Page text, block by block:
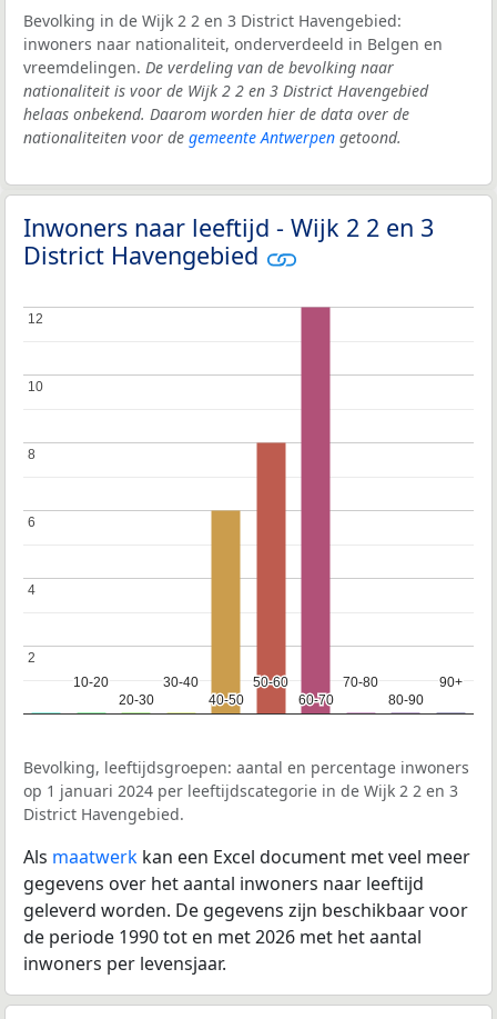
Bevolking in de Wijk 2 2 en 3 District Havengebied:
inwoners naar nationaliteit, onderverdeeld in Belgen en
vreemdelingen. De verdeling van de bevolking naar
nationaliteit is voor de Wijk 2 2 en 3 District Havengebied
helaas onbekend. Daarom worden hier de data over de
nationaliteiten voor de gemeente Antwerpen getoond.
Inwoners naar leeftijd - Wijk 2 2 en 3
District Havengebied
10-20
10-20
20-30
20-30
30-40
30-40
40-50
40-50
50-60
50-60
60-70
60-70
70-80
70-80
80-90
80-90
90+
90+
2
2
4
4
6
6
8
8
10
10
12
12
Bevolking, leeftijdsgroepen: aantal en percentage inwoners
op 1 januari 2024 per leeftijdscategorie in de Wijk 2 2 en 3
District Havengebied.
Als maatwerk kan een Excel document met veel meer
gegevens over het aantal inwoners naar leeftijd
geleverd worden. De gegevens zijn beschikbaar voor
de periode 1990 tot en met 2026 met het aantal
inwoners per levensjaar.